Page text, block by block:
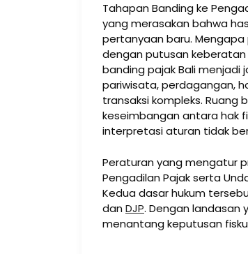
Tahapan Banding ke
yang merasakan bahwa
pertanyaan baru.
dengan putusan
banding pajak Bali menjadi
pariwisata, perdagangan,
transaksi kompleks.
keseimbangan antara hak
interpretasi aturan tidak
Peraturan yang mengatur
Pengadilan Pajak serta
Kedua dasar hukum
danDJP. Dengan landasan
menantang keputusan